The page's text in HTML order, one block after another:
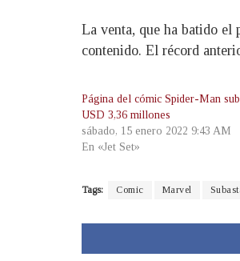
La venta, que ha batido el
contenido. El récord
Página del cómic Spider-Man
USD 3,36 millones
sábado, 15 enero 2022 9:43 AM
En «Jet Set»
Tags: Comic Marvel